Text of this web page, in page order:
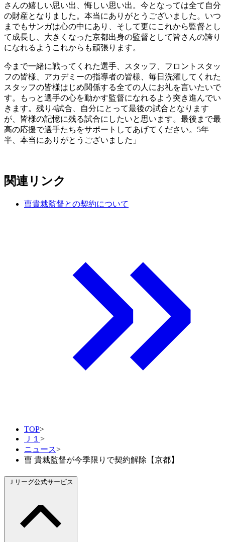
さんの嬉しい思い出、悔しい思い出。今となっては全て自分
の財産となりました。本当にありがとうございました。いつ
までもサンガは心の中にあり、そして更にこれから監督とし
て成長し、大きくなった京都出身の監督として皆さんの誇り
になれるようこれからも頑張ります。
今まで一緒に戦ってくれた選手、スタッフ、フロントスタッ
フの皆様、アカデミーの指導者の皆様、毎日洗濯してくれた
スタッフの皆様はじめ関係する全ての人にお礼を言いたいで
す。もっと選手の心を動かす監督になれるよう突き進んでい
きます。残り4試合、自分にとって最後の試合となります
が、皆様の記憶に残る試合にしたいと思います。最後まで最
高の応援で選手たちをサポートしてあげてください。5年
半、本当にありがとうございました」
関連リンク
曺貴裁監督との契約について
TOP>
Ｊ１ >
ニュース>
曺 貴裁監督が今季限りで契約解除【京都】
Ｊリーグ公式サービス